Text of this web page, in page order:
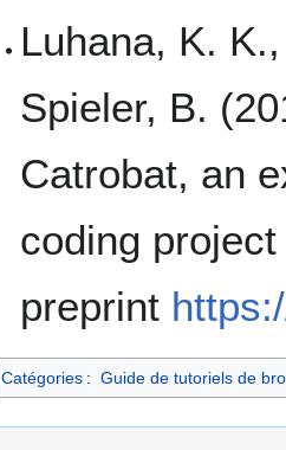
Luhana, K.
Spieler, B.
Catrobat, an
coding
preprint
Catégories : Guide de tutoriels de